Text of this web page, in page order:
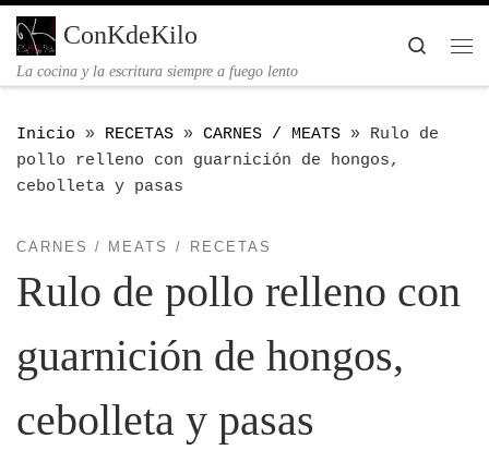
Saltar al contenido
ConKdeKilo
La cocina y la escritura siempre a fuego lento
Inicio » RECETAS » CARNES / MEATS »
Rulo de
pollo relleno con guarnición de hongos,
cebolleta y pasas
CARNES / MEATS RECETAS
Rulo de pollo relleno con
guarnición de hongos,
cebolleta y pasas